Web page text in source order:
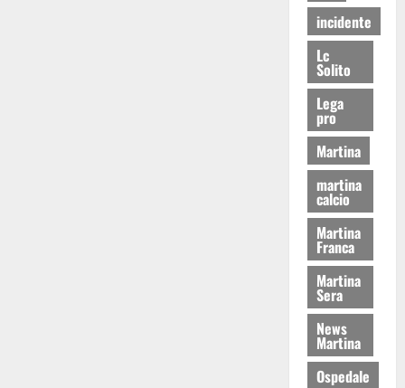
incidente
Lc
Solito
Lega
pro
Martina
martina
calcio
Martina
Franca
Martina
Sera
News
Martina
Ospedale